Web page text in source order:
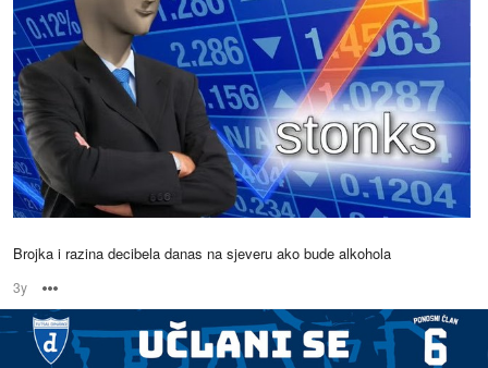
Brojka i razina decibela danas na sjeveru ako bude alkohola
3y